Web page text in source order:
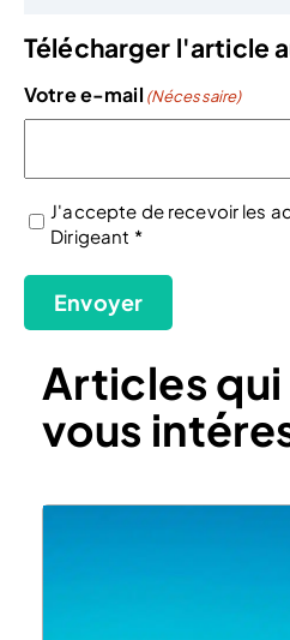
Télécharger l'article
Votre e-mail (Nécessaire)
(Nécessaire)
J'accepte de recevoir les
Dirigeant *
Envoyer
Articles
vous